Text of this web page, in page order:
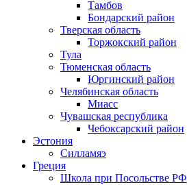
Тамбов
Бондарский район
Тверская область
Торжокский район
Тула
Тюменская область
Юргинский район
Челябинская область
Миасс
Чувашская республика
Чебоксарский район
Эстония
Силламяэ
Греция
Школа при Посольстве РФ